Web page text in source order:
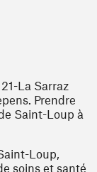
La Sarraz
Prendre
Saint-Loup à
Loup,
soins et santé